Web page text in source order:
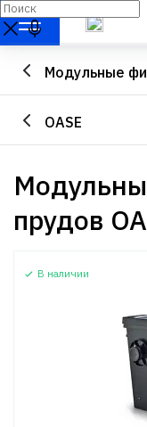
Модульные
OASE
прудов
В наличии